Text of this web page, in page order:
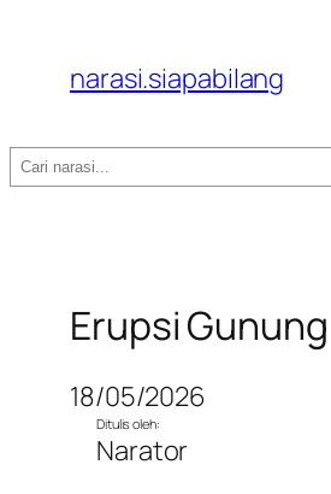
narasi.siapabilang
Search
Erupsi
18/05/2026
Ditulis oleh:
Narator